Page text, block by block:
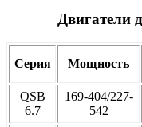
Двигатели
Серия Мощность
QSB
6.7
169-404/227-
542